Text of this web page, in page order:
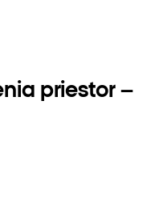
priestor –